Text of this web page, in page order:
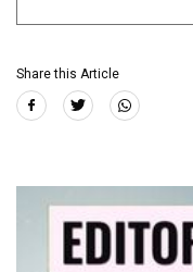
Share this Article